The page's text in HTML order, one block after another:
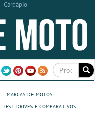
Cardápio
marcas de motos
test-drives e comparativos